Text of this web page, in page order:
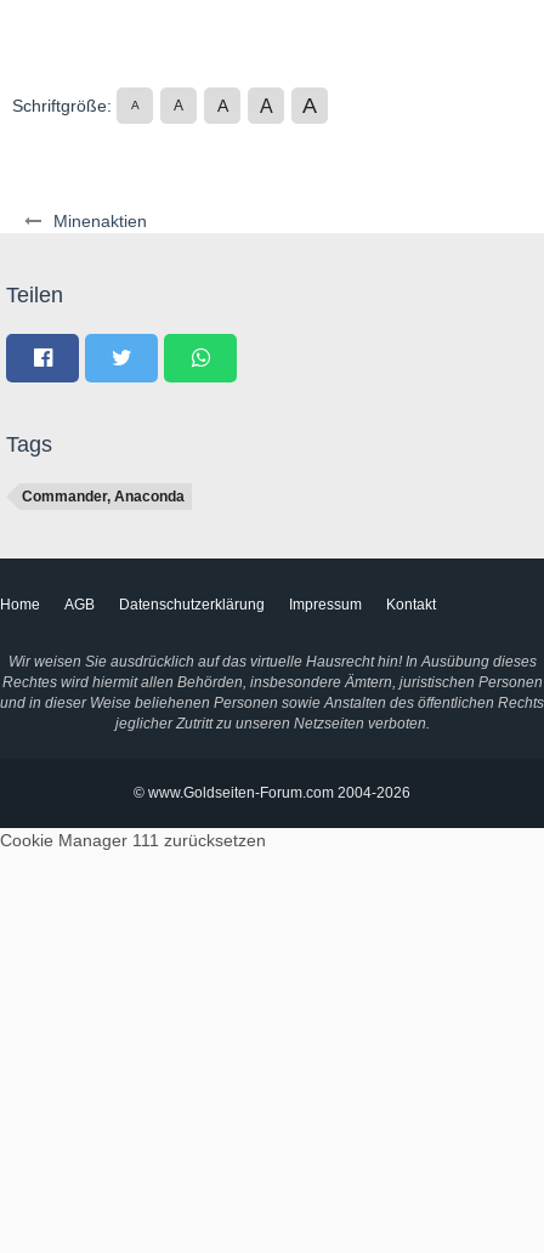
Minenaktien
Schriftgröße: A A A A A
Teilen
Tags
Commander, Anaconda
Home AGB Datenschutzerklärung Impressum Kontakt
Wir weisen Sie ausdrücklich auf das virtuelle Hausrecht hin! In Ausübung dieses
Rechtes wird hiermit allen Behörden, insbesondere Ämtern, juristischen Personen
und in dieser Weise beliehenen Personen sowie Anstalten des öffentlichen Rechts
jeglicher Zutritt zu unseren Netzseiten verboten.
© www.Goldseiten-Forum.com 2004-2026
Cookie Manager 111 zurücksetzen